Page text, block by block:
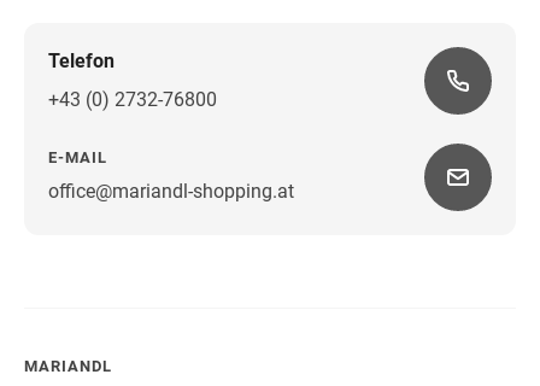
Telefon
+43 (0) 2732-76800
E-MAIL
office@mariandl-shopping.at
Wegbeschreibung
MARIANDL